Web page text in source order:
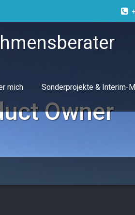
mich Sonderprojekte & Interim-
Owner